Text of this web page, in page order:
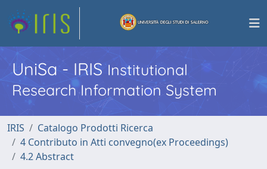
UniSa - IRISInstitutional
Research Information System
IRIS
Catalogo Prodotti Ricerca
4 Contributo in Atti convegno(ex Proceedings)
4.2 Abstract